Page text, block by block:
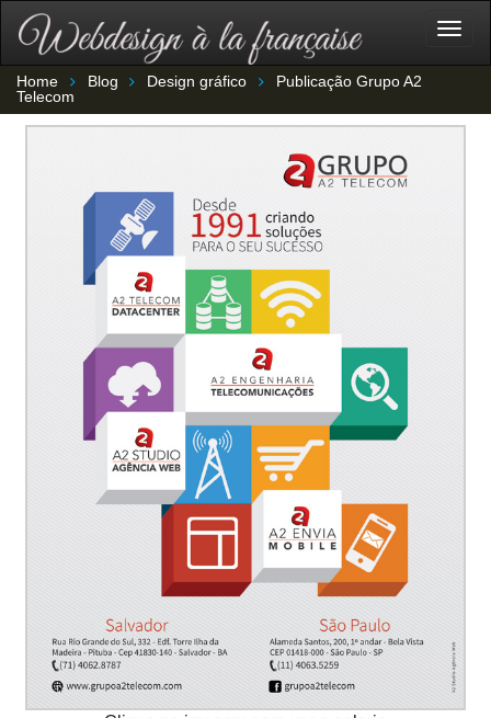
Home Blog Design gráfico
Publicação Grupo A2
Telecom